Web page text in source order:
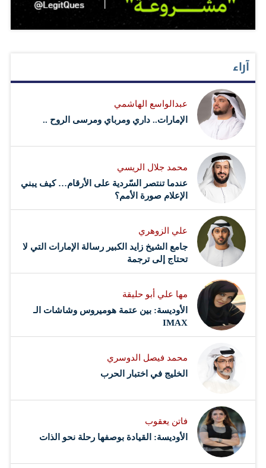
آراء
عبدالواسع الهاشمي
الإمارات.. داري ومرباي ومرسى الروح ..
محمد جلال الريسي
عندما تنتصر السّردية على الأرقام… كيف يبني
الإعلام صورة الأمم؟
علي الزوهري
جامع الشيخ زايد الكبير رسالة الإمارات التي لا
تحتاج إلى ترجمة
مها علي أبو حليقة
الأوديسة: بين عتمة هوميروس وشاشات الـ
IMAX
محمد فيصل الدوسري ​
‏الخليج في اختبار الحرب
فاتن يعقوب
الأوديسة: القيادة بوصفها رحلة نحو الذات